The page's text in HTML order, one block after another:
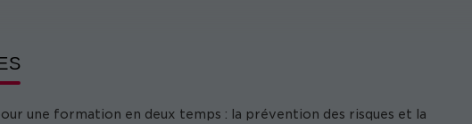
une formation en deux temps : la prévention des risques et la